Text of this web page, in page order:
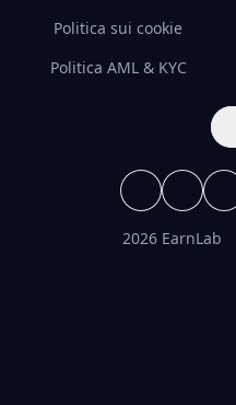
2026 EarnLab
Politica sui cookie
Politica AML & KYC